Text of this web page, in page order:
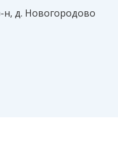
н, д. Новогородово